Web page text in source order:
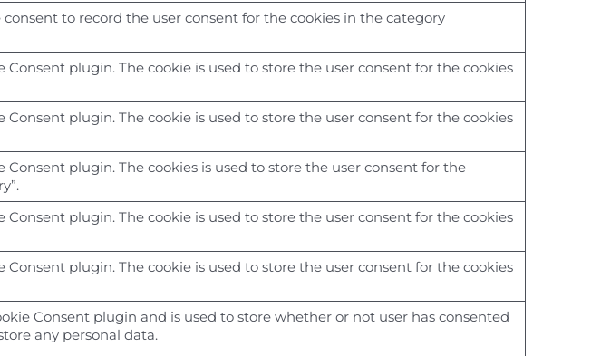
consent to record the user consent for the cookies in the category
Consent plugin. The cookie is used to store the user consent for the cookies
Consent plugin. The cookie is used to store the user consent for the cookies
Consent plugin. The cookies is used to store the user consent for the
Consent plugin. The cookie is used to store the user consent for the cookies
Consent plugin. The cookie is used to store the user consent for the cookies
Consent plugin and is used to store whether or not user has consented
any personal data.